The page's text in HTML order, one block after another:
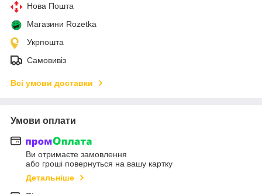
Нова Пошта
Магазини Rozetka
Укрпошта
Самовивіз
Всі умови доставки
Умови оплати
Ви отримаєте замовлення
або гроші повернуться на вашу картку
Детальніше